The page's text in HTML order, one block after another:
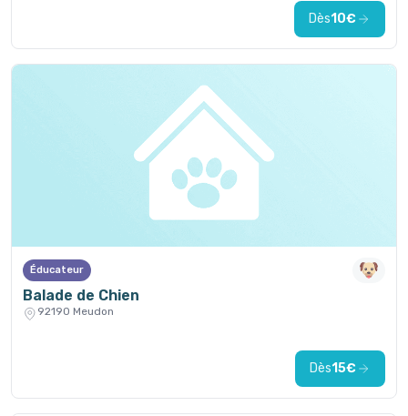
Dès10€
Éducateur
Balade de Chien
92190 Meudon
Dès15€